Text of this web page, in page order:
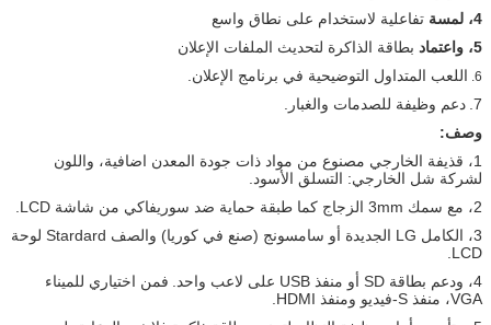
4، لمسة
تفاعلية لاستخدام على نطاق واسع
5، واعتماد
بطاقة الذاكرة لتحديث الملفات الإعلان
6. اللعب المتداول التوضيحية في برنامج الإعلان.
7. دعم وظيفة للصدمات والغبار.
وصف:
1، قذيفة الخارجي مصنوع من مواد ذات جودة المعدن اضافية، واللون
لشركة شل الخارجي: التسلق الأسود.
2، مع سمك 3mm الزجاج كما طبقة حماية ضد سوريفاكي من شاشة LCD.
3، الكامل LG الجديدة أو سامسونج (صنع في كوريا) والصف Stardard لوحة
LCD.
4، ودعم بطاقة SD أو منفذ USB على لاعب واحد.
فمن اختياري للميناء
VGA، منفذ S-فيديو ومنفذ HDMI.